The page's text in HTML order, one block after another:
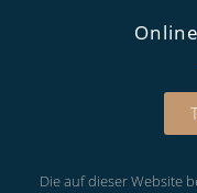
Die auf dieser Website